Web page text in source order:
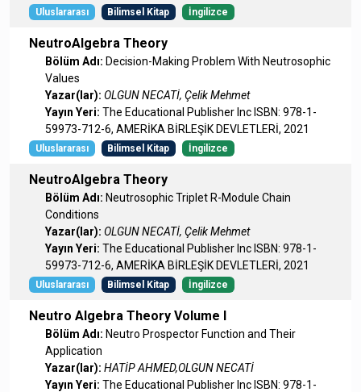
Uluslararası Bilimsel Kitap İngilizce
NeutroAlgebra Theory
Bölüm Adı: Decision-Making Problem With Neutrosophic
Values
Yazar(lar): OLGUN NECATİ, Çelik Mehmet
Yayın Yeri: The Educational Publisher Inc ISBN: 978-1-
59973-712-6, AMERİKA BİRLEŞİK DEVLETLERİ, 2021
Uluslararası Bilimsel Kitap İngilizce
NeutroAlgebra Theory
Bölüm Adı: Neutrosophic Triplet R-Module Chain
Conditions
Yazar(lar): OLGUN NECATİ, Çelik Mehmet
Yayın Yeri: The Educational Publisher Inc ISBN: 978-1-
59973-712-6, AMERİKA BİRLEŞİK DEVLETLERİ, 2021
Uluslararası Bilimsel Kitap İngilizce
Neutro Algebra Theory Volume I
Bölüm Adı: Neutro Prospector Function and Their
Application
Yazar(lar): HATİP AHMED,OLGUN NECATİ
Yayın Yeri: The Educational Publisher Inc ISBN: 978-1-